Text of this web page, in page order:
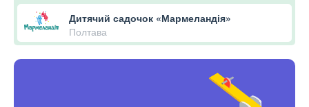
Дитячий садочок «Мармеландія»
Полтава